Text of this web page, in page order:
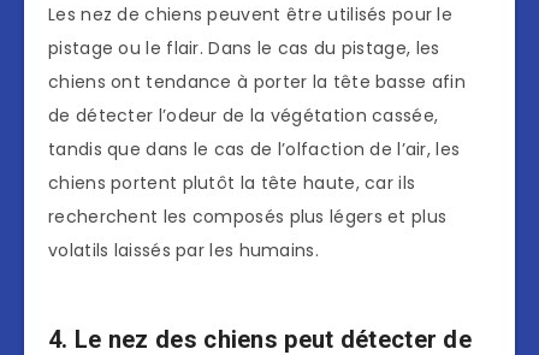
Les nez de chiens peuvent être utilisés pour le
pistage ou le flair. Dans le cas du pistage, les
chiens ont tendance à porter la tête basse afin
de détecter l’odeur de la végétation cassée,
tandis que dans le cas de l’olfaction de l’air, les
chiens portent plutôt la tête haute, car ils
recherchent les composés plus légers et plus
volatils laissés par les humains.
4. Le nez des chiens peut détecter de